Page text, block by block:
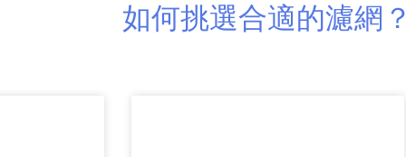
如何挑選合適的濾網？